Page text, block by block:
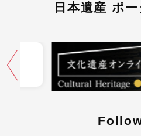
日本遺産 ポ